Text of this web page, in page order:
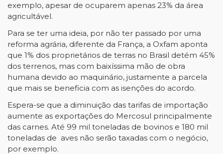
exemplo, apesar de ocuparem apenas 23% da área
agricultável.
Para se ter uma ideia, por não ter passado por uma
reforma agrária, diferente da França, a Oxfam aponta
que 1% dos proprietários de terras no Brasil detém 45%
dos terrenos, mas com baixíssima mão de obra
humana devido ao maquinário, justamente a parcela
que mais se beneficia com as isenções do acordo.
Espera-se que a diminuição das tarifas de importação
aumente as exportações do Mercosul principalmente
das carnes. Até 99 mil toneladas de bovinos e 180 mil
toneladas de aves não serão taxadas com o negócio,
por exemplo.